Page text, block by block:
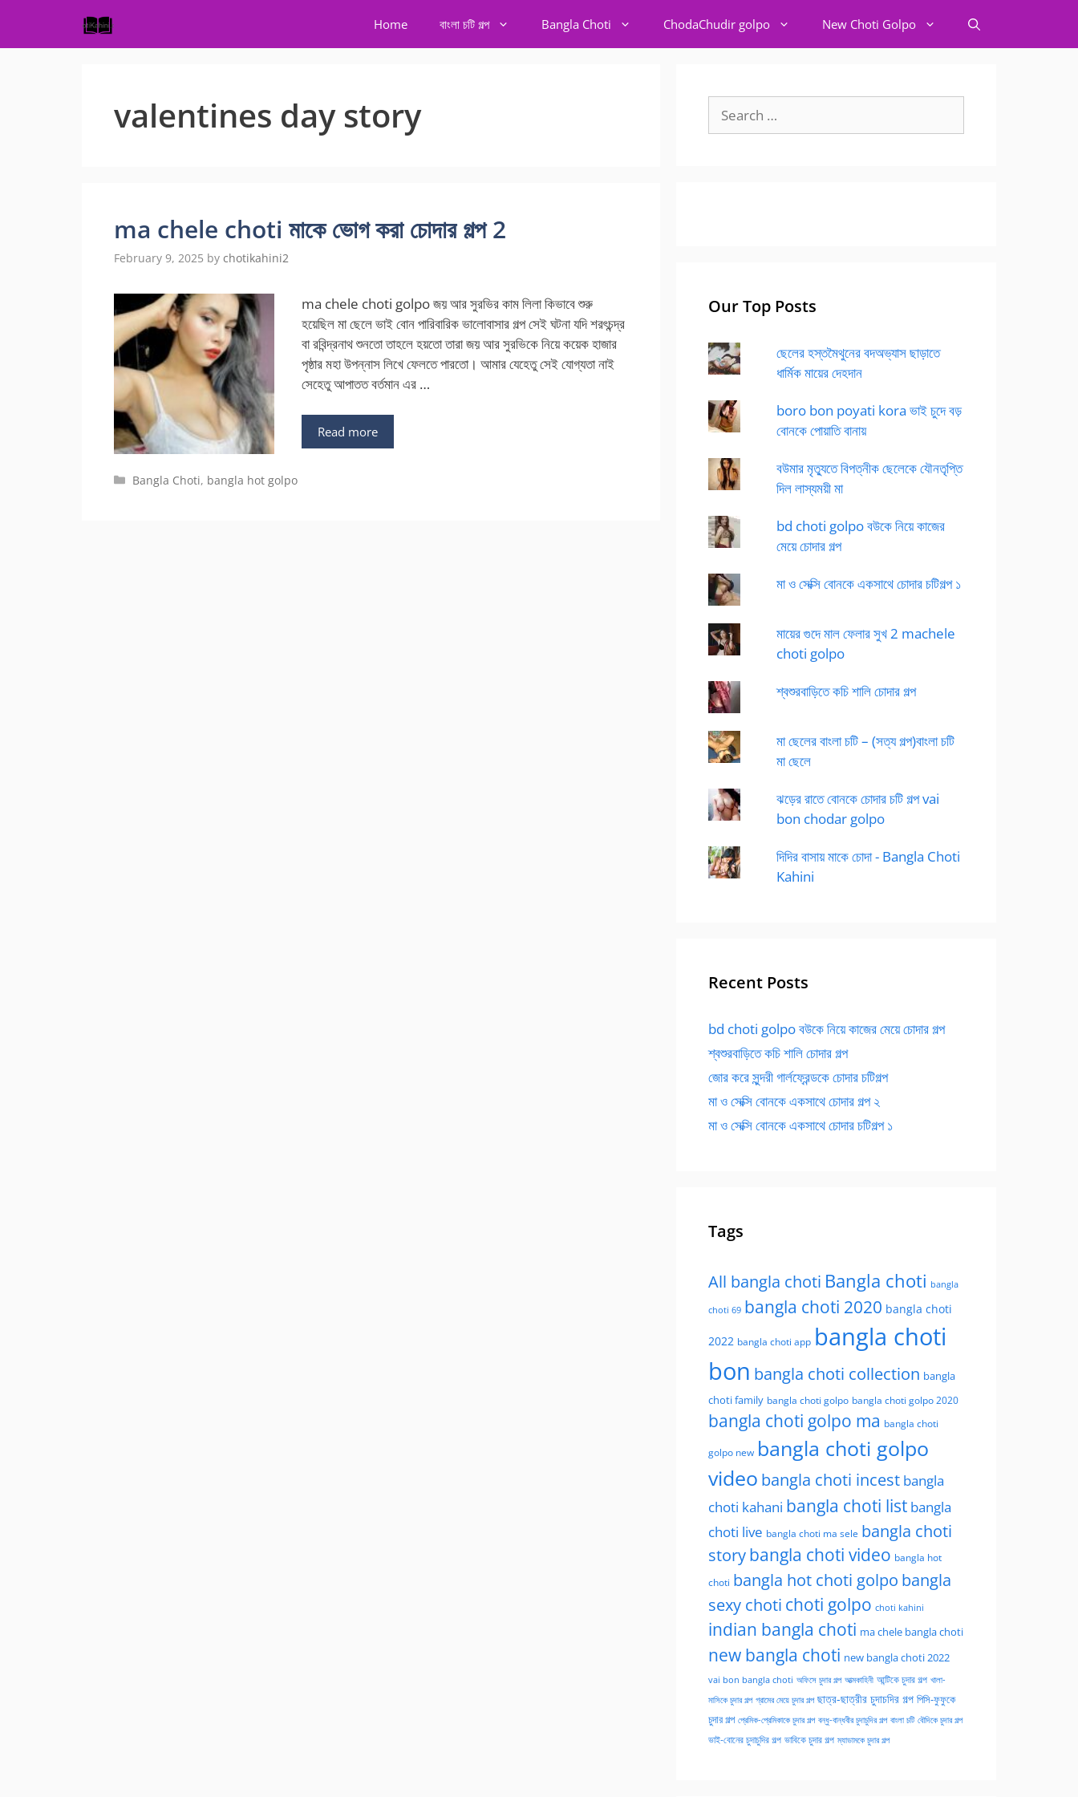
content
Home বাংলা চটি গল্প Bangla Choti ChodaChudir golpo New Choti Golpo
valentines day story
ma chele choti মাকে ভোগ করা চোদার গল্প 2
February 9, 2025 by chotikahini2
ma chele choti golpo জয় আর সুরভির কাম লিলা কিভাবে শুরু
হয়েছিল মা ছেলে ভাই বোন পারিবারিক ভালোবাসার গল্প সেই ঘটনা যদি শরৎচন্দ্র
বা রবিন্দ্রনাথ শুনতো তাহলে হয়তো তারা জয় আর সুরভিকে নিয়ে কয়েক হাজার
পৃষ্ঠার মহা উপন্নাস লিখে ফেলতে পারতো। আমার যেহেতু সেই যোগ্যতা নাই
সেহেতু আপাতত বর্তমান এর …
Read more
Categories
Bangla Choti, bangla hot golpo
for:
Our Top Posts
ছেলের হস্তমৈথুনের বদঅভ্যাস ছাড়াতে
ধার্মিক মায়ের দেহদান
boro bon poyati kora ভাই চুদে বড়
বোনকে পোয়াতি বানায়
বউমার মৃত্যুতে বিপত্নীক ছেলেকে যৌনতৃপ্তি
দিল লাস্যময়ী মা
bd choti golpo বউকে নিয়ে কাজের
মেয়ে চোদার গল্প
মা ও সেক্সি বোনকে একসাথে চোদার চটিগল্প ১
মায়ের গুদে মাল ফেলার সুখ 2 machele
choti golpo
শ্বশুরবাড়িতে কচি শালি চোদার গল্প
মা ছেলের বাংলা চটি – (সত্য গল্প)বাংলা চটি
মা ছেলে
ঝড়ের রাতে বোনকে চোদার চটি গল্প vai
bon chodar golpo
দিদির বাসায় মাকে চোদা - Bangla Choti
Kahini
Recent Posts
bd choti golpo বউকে নিয়ে কাজের মেয়ে চোদার গল্প
শ্বশুরবাড়িতে কচি শালি চোদার গল্প
জোর করে সুন্দরী গার্লফ্রেন্ডকে চোদার চটিগল্প
মা ও সেক্সি বোনকে একসাথে চোদার গল্প ২
মা ও সেক্সি বোনকে একসাথে চোদার চটিগল্প ১
Tags
All bangla choti Bangla choti bangla
choti 69 bangla choti 2020 bangla choti
2022 bangla choti app bangla choti
bon bangla choti collection bangla
choti family bangla choti golpo bangla choti golpo 2020
bangla choti golpo ma bangla choti
golpo new bangla choti golpo
video bangla choti incest bangla
choti kahani bangla choti list bangla
choti live bangla choti ma sele bangla choti
storybangla choti video bangla hot
choti bangla hot choti golpo bangla
sexy choti choti golpo choti kahini
indian bangla choti ma chele bangla choti
new bangla choti new bangla choti 2022
vai bon bangla choti অফিসে চুদার গল্প আত্মকাহিনী আন্টিকে চুদার গল্প খালা-
মাসিকে চুদার গল্প গ্রামের মেয়ে চুদার গল্প ছাত্র-ছাত্রীর চুদাচদির গল্প পিসি-ফুফুকে
চুদার গল্প প্রেমিক-প্রেমিকাকে চুদার গল্প বন্ধু-বান্ধবীর চুদাচুদির গল্প বাংলা চটি বৌদিকে চুদার গল্প
ভাই-বোনের চুদাচুদির গল্প ভাবিকে চুদার গল্প ম্যাডামকে চুদার গল্প